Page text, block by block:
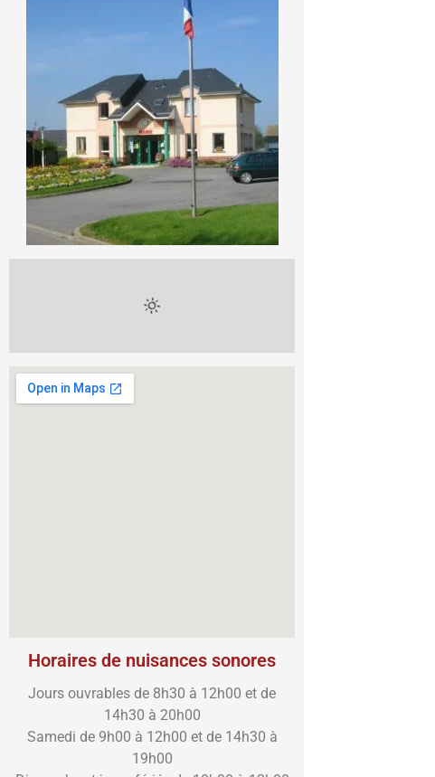
Horaires de nuisances sonores
Jours ouvrables de 8h30 à 12h00 et de
14h30 à 20h00
Samedi de 9h00 à 12h00 et de 14h30 à
19h00